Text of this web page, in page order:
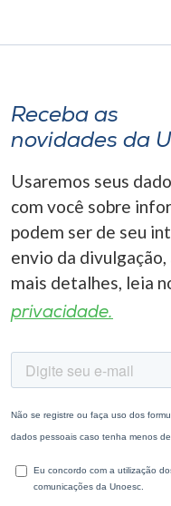
Receba as
novidades da
Usaremos seus
com você sobre
podem ser de seu
envio da
mais detalhes, leia
privacidade.